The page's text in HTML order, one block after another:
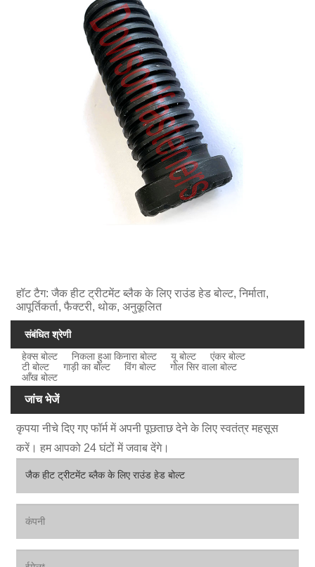
हॉट टैग: जैक हीट ट्रीटमेंट ब्लैक के लिए राउंड हेड बोल्ट, निर्माता,
आपूर्तिकर्ता, फैक्टरी, थोक, अनुकूलित
संबंधित श्रेणी
हेक्स बोल्ट
निकला हुआ किनारा बोल्ट यू बोल्ट
एंकर बोल्ट
टी बोल्ट
गाड़ी का बोल्ट विंग बोल्ट
गोल सिर वाला बोल्ट
आँख बोल्ट
जांच भेजें
कृपया नीचे दिए गए फॉर्म में अपनी पूछताछ देने के लिए स्वतंत्र महसूस
करें। हम आपको 24 घंटों में जवाब देंगे।